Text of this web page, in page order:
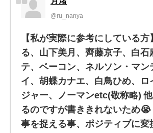
@ru_nanya
【私が実際に参考にしている方
る、山下美月、齊藤京子、白石
テ、ベーコン、ネルソン・マン
イ、胡蝶カナエ、白鳥ひめ、ロ
ジャー、ノーマンetc(敬称略)
るのですが書ききれないため😭
事を捉える事、ポジティブに変